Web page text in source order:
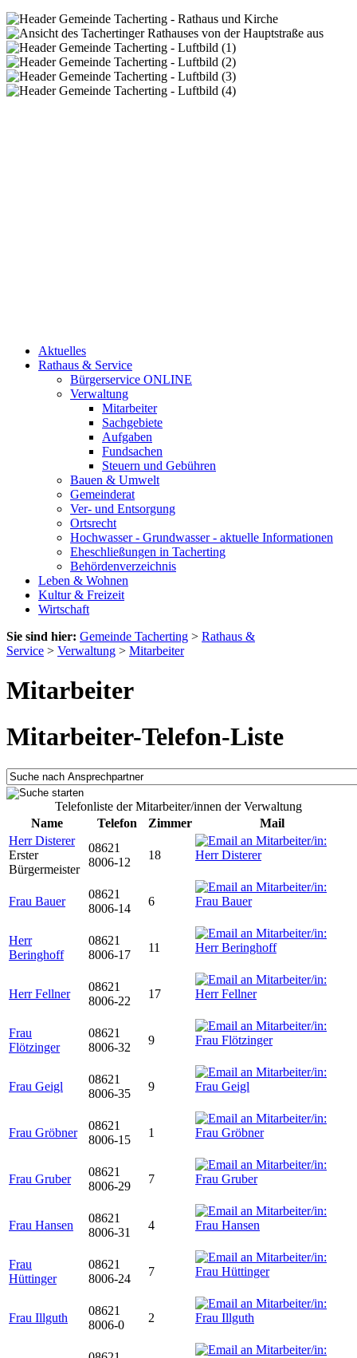
Aktuelles
Rathaus & Service
Bürgerservice ONLINE
Verwaltung
Mitarbeiter
Sachgebiete
Aufgaben
Fundsachen
Steuern und Gebühren
Bauen & Umwelt
Gemeinderat
Ver- und Entsorgung
Ortsrecht
Hochwasser - Grundwasser - aktuelle Informationen
Eheschließungen in Tacherting
Behördenverzeichnis
Leben & Wohnen
Kultur & Freizeit
Wirtschaft
Sie sind hier: Gemeinde Tacherting > Rathaus &
Service > Verwaltung > Mitarbeiter
Mitarbeiter
Mitarbeiter-Telefon-Liste
Telefonliste der Mitarbeiter/innen der Verwaltung
Name
Telefon Zimmer
Mail
Herr Disterer
Erster
Bürgermeister
08621
8006-12
18
Frau Bauer
08621
8006-14
6
Herr
Beringhoff
08621
8006-17
11
Herr Fellner
08621
8006-22
17
Frau
Flötzinger
08621
8006-32
9
Frau Geigl
08621
8006-35
9
Frau Gröbner
08621
8006-15
1
Frau Gruber
08621
8006-29
7
Frau Hansen
08621
8006-31
4
Frau
Hüttinger
08621
8006-24
7
Frau Illguth
08621
8006-0
2